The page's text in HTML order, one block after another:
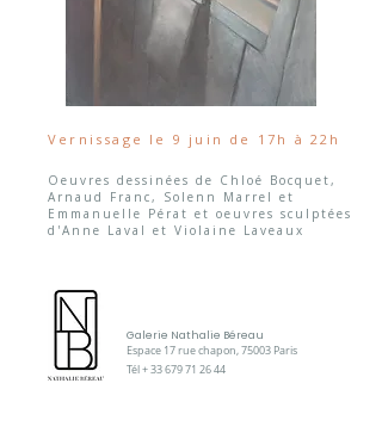
Vernissage le 9 juin de 17h à 22h
Oeuvres dessinées de Chloé Bocquet,
Arnaud Franc, Solenn Marrel et
Emmanuelle Pérat et oeuvres sculptées
d'Anne Laval et Violaine Laveaux
Galerie Nathalie Béreau
Espace 17 rue chapon, 75003 Paris
Tél +33 679 71 26 44